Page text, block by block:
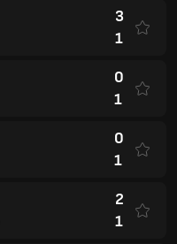
3
1
0
1
0
1
2
1